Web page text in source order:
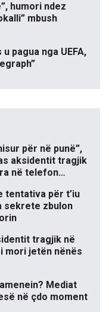
humori ndez
mbush
pagua nga UEFA,
për në punë”,
aksidentit tragjik
në telefon…
tentativa për t’iu
sekrete zbulon
tragjik në
mori jetën nënës
Mediat
në çdo moment